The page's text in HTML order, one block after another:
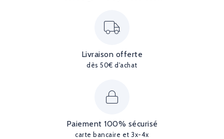
Livraison offerte
dès 50€ d'achat
Paiement 100% sécurisé
carte bancaire et 3x-4x